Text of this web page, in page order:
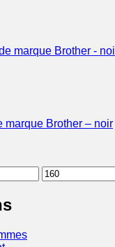
marque Brother – noir
Prix
max